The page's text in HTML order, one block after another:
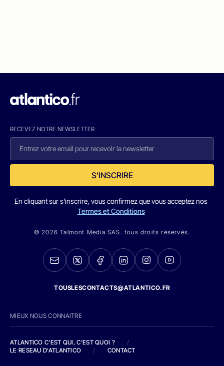
RECEVEZ NOTRE NEWSLETTER
S'INSCRIRE
En cliquant sur s'inscrire, vous confirmez que vous acceptez nos
Termes et Conditions
© 2026 Talmont Media SAS. tous droits réservés.
TOUSLESCONTACTS@ATLANTICO.FR
MIEUX NOUS CONNAITRE
ATLANTICO C'EST QUI, C'EST QUOI ?
/
LE RESEAU D'ATLANTICO
/ CONTACT